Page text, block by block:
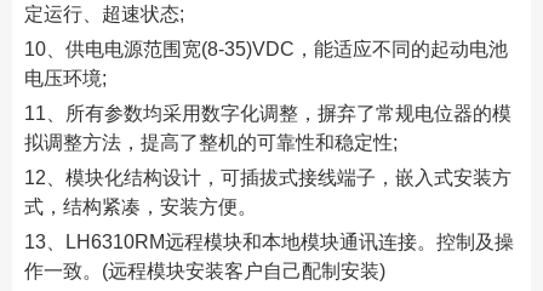
定运行、超速状态;
10、供电电源范围宽(8-35)VDC，能适应不同的起动电池
电压环境;
11、所有参数均采用数字化调整，摒弃了常规电位器的模
拟调整方法，提高了整机的可靠性和稳定性;
12、模块化结构设计，可插拔式接线端子，嵌入式安装方
式，结构紧凑，安装方便。
13、LH6310RM远程模块和本地模块通讯连接。控制及操
作一致。(远程模块安装客户自己配制安装)